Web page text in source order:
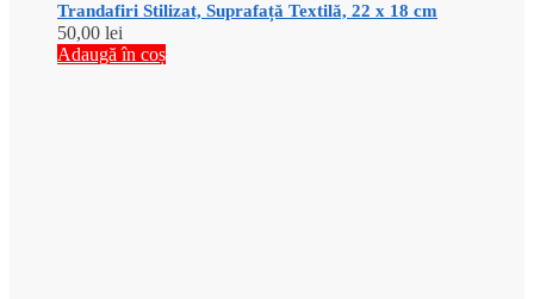
Trandafiri Stilizat, Suprafață Textilă, 22 x 18 cm
50,00 lei
Adaugă în coș